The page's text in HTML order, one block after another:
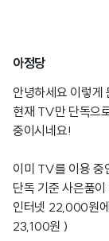
아정당
안녕하세요 이렇게
현재 TV만 단독으
중이시네요!
이미 TV를 이용 중
단독 기준 사은품
인터넷 22,000원
23,100원 )